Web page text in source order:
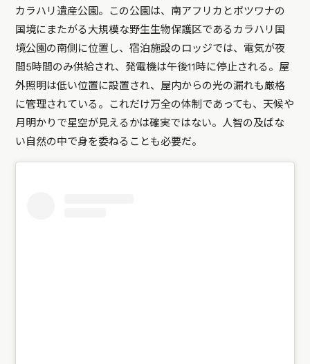
カラハリ遺産公園。この公園は、南アフリカとボツワナの
国境にまたがる大規模な野生生物保護区であるカラハリ国
境公園の南側に位置し、宿泊施設のロッジでは、電気が夜
間5時間のみ供給され、発電機は午後11時に停止される。屋
外照明は低い位置に設置され、屋内からの光の漏れも厳格
に管理されている。これだけ万全の体制であっても、天候や
月明かりで星空が見えるかは確実ではない。人智の及ばな
い自然の中で身を委ねることも必要だ。